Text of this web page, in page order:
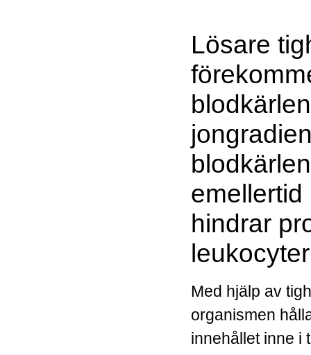
Lösare
hindrar
Med hjälp av
organismen
innehållet inne i